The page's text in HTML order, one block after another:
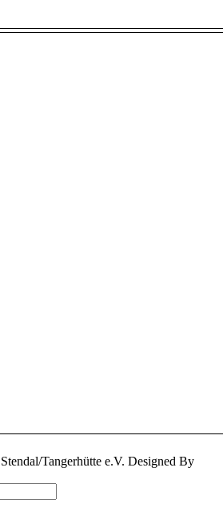
Tangerhütte e.V. Designed By